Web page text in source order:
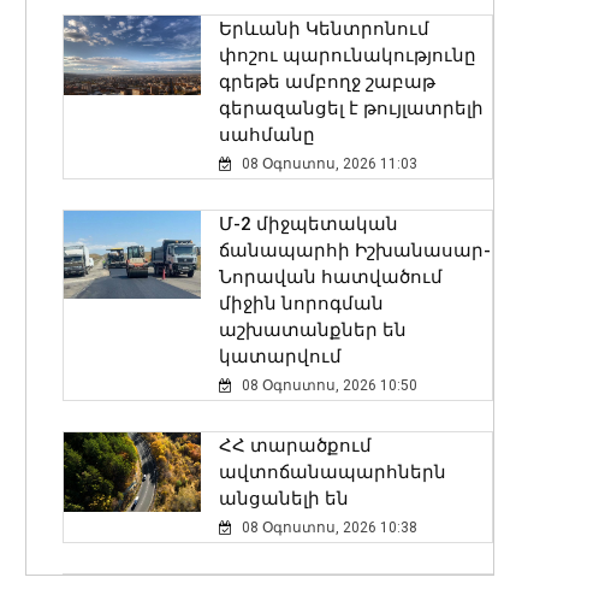
Երևանի Կենտրոնում
փոշու պարունակությունը
գրեթե ամբողջ շաբաթ
գերազանցել է թույլատրելի
սահմանը
08 Օգոստոս, 2026 11:03
Մ-2 միջպետական
ճանապարհի Իշխանասար-
Նորավան հատվածում
միջին նորոգման
աշխատանքներ են
կատարվում
08 Օգոստոս, 2026 10:50
ՀՀ տարածքում
ավտոճանապարհներն
անցանելի են
08 Օգոստոս, 2026 10:38